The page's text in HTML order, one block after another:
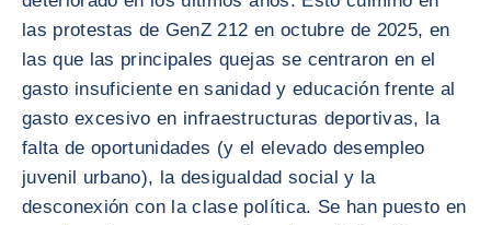
las protestas de GenZ 212 en octubre de 2025, en
las que las principales quejas se centraron en el
gasto insuficiente en sanidad y educación frente al
gasto excesivo en infraestructuras deportivas, la
falta de oportunidades (y el elevado desempleo
juvenil urbano), la desigualdad social y la
desconexión con la clase política. Se han puesto en